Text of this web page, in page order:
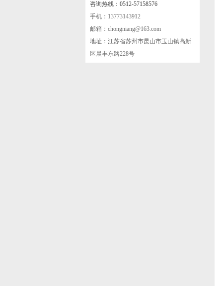
咨询热线：0512-57158576
手机：13773143912
邮箱：chongniang@163.com
地址：江苏省苏州市昆山市玉山镇高新
区晨丰东路228号